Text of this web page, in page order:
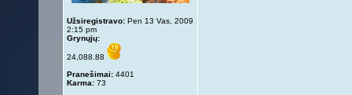
Užsiregistravo: Pen 13 Vas, 2009
2:15 pm
Grynųjų:
24,088.88
Pranešimai: 4401
Karma: 73